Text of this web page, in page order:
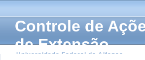
Controle de
de Extensão
Universidade Federal de Alfenas